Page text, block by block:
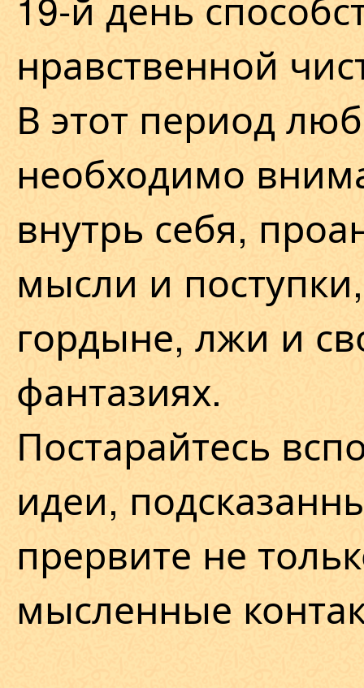
нравственной
В этот период
необходимо
внутрь себя,
мысли и
гордыне, лжи и
фантазиях.
Постарайтесь
идеи,
прервите не
мысленные